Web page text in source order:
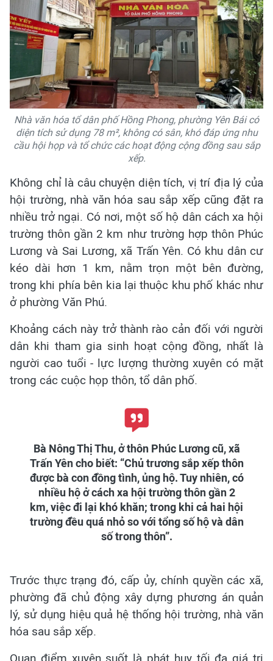
Nhà văn hóa tổ dân phố Hồng Phong, phường Yên Bái có
diện tích sử dụng 78 m², không có sân, khó đáp ứng nhu
cầu hội họp và tổ chức các hoạt động cộng đồng sau sắp
xếp.
Không chỉ là câu chuyện diện tích, vị trí địa lý của
hội trường, nhà văn hóa sau sắp xếp cũng đặt ra
nhiều trở ngại. Có nơi, một số hộ dân cách xa hội
trường thôn gần 2 km như trường hợp thôn Phúc
Lương và Sai Lương, xã Trấn Yên. Có khu dân cư
kéo dài hơn 1 km, nằm trọn một bên đường,
trong khi phía bên kia lại thuộc khu phố khác như
ở phường Văn Phú.
Khoảng cách này trở thành rào cản đối với người
dân khi tham gia sinh hoạt cộng đồng, nhất là
người cao tuổi - lực lượng thường xuyên có mặt
trong các cuộc họp thôn, tổ dân phố.
Bà Nông Thị Thu, ở thôn Phúc Lương cũ, xã
Trấn Yên cho biết: “Chủ trương sắp xếp thôn
được bà con đồng tình, ủng hộ. Tuy nhiên, có
nhiều hộ ở cách xa hội trường thôn gần 2
km, việc đi lại khó khăn; trong khi cả hai hội
trường đều quá nhỏ so với tổng số hộ và dân
số trong thôn”.
Trước thực trạng đó, cấp ủy, chính quyền các xã,
phường đã chủ động xây dựng phương án quản
lý, sử dụng hiệu quả hệ thống hội trường, nhà văn
hóa sau sắp xếp.